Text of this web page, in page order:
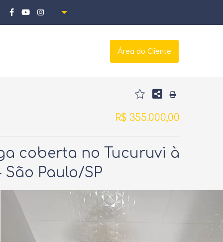
Área do Cliente
R$ 355.000,00
coberta no Tucuruvi à
São Paulo/SP